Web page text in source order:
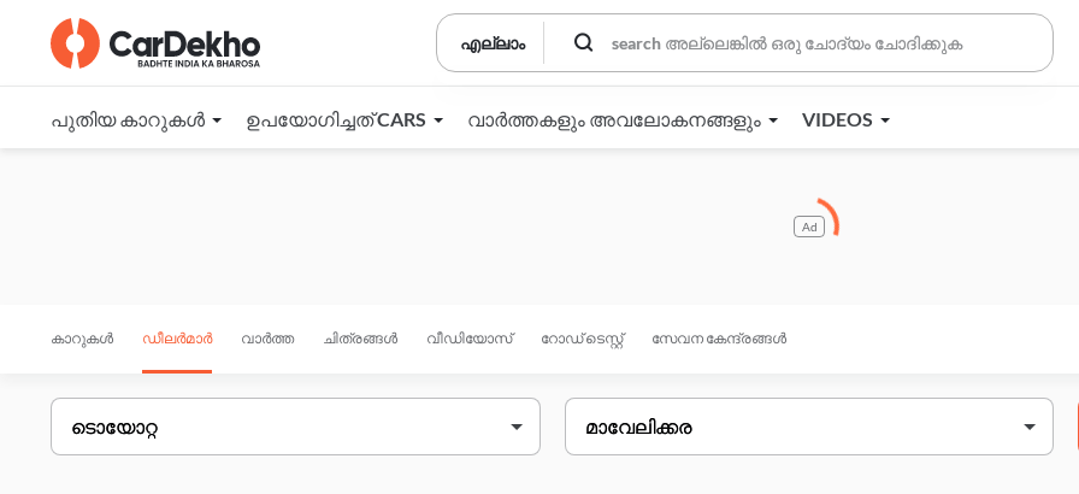
എല്ലാം
പുതിയ കാറുകൾ ഉപയോഗിച്ചത് CARS വാർത്തകളും അവലോകനങ്ങളും VIDEOS
Ad
കാറുകൾ ഡീലർമാർ വാർത്ത ചിത്രങ്ങൾ വീഡിയോസ് റോഡ് ടെസ്റ്റ് സേവന കേന്ദ്രങ്ങൾ